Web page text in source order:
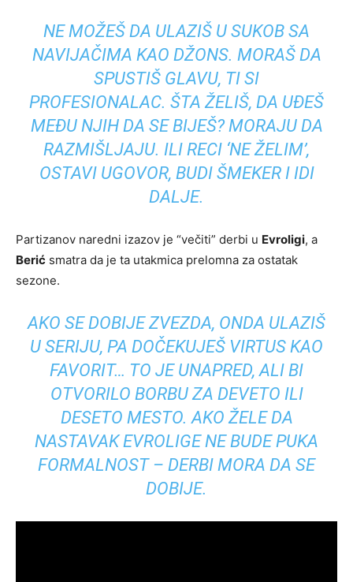
NE MOŽEŠ DA ULAZIŠ U SUKOB SA
NAVIJAČIMA KAO DŽONS. MORAŠ DA
SPUSTIŠ GLAVU, TI SI
PROFESIONALAC. ŠTA ŽELIŠ, DA UĐEŠ
MEĐU NJIH DA SE BIJEŠ? MORAJU DA
RAZMIŠLJAJU. ILI RECI ‘NE ŽELIM’,
OSTAVI UGOVOR, BUDI ŠMEKER I IDI
DALJE.
Partizanov naredni izazov je “večiti” derbi u Evroligi, a
Berić smatra da je ta utakmica prelomna za ostatak
sezone.
AKO SE DOBIJE ZVEZDA, ONDA ULAZIŠ
U SERIJU, PA DOČEKUJEŠ VIRTUS KAO
FAVORIT… TO JE UNAPRED, ALI BI
OTVORILO BORBU ZA DEVETO ILI
DESETO MESTO. AKO ŽELE DA
NASTAVAK EVROLIGE NE BUDE PUKA
FORMALNOST – DERBI MORA DA SE
DOBIJE.